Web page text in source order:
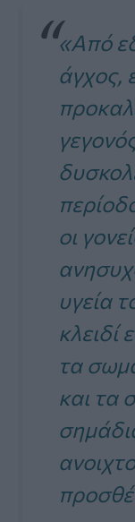
«Από
άγχος,
οι
υγεία
κλειδί
τα
και τα